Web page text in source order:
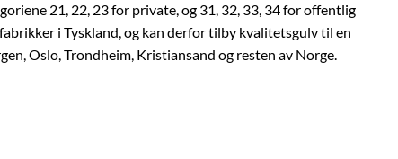
21, 22, 23 for private, og 31, 32, 33, 34 for offentlig
i Tyskland, og kan derfor tilby kvalitetsgulv til en
Oslo, Trondheim, Kristiansand og resten av Norge.